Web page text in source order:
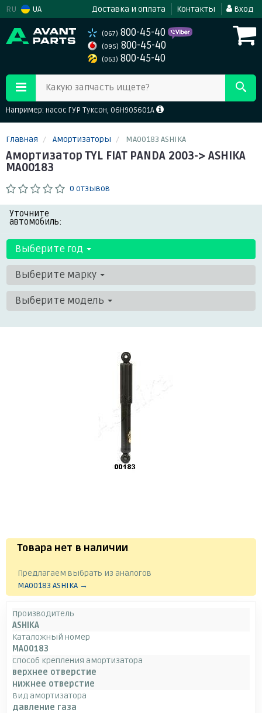
RU UA Доставка и оплата Контакты Вход
(067) 800-45-40
(095) 800-45-40
(063) 800-45-40
Какую запчасть ищете?
Например: насос ГУР Туксон, 06H905601A
Главная Амортизаторы MA00183 ASHIKA
Амортизатор TYL FIAT PANDA 2003-> ASHIKA
MA00183
0 отзывов
Уточните
автомобиль:
Выберите год
Выберите марку
Выберите модель
Товара нет в наличии.
Предлагаем выбрать из аналогов
MA00183 ASHIKA →
Производитель
ASHIKA
Каталожный номер
MA00183
Способ крепления амортизатора
верхнее отверстие
нижнее отверстие
Вид амортизатора
давление газа